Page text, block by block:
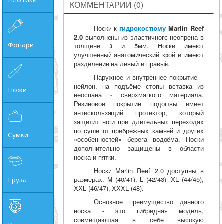
Фонари
Ножи
Сумки
Груза
КОММЕНТАРИИ (0)
Носки кгидрокостюму Marlin Reef
2.0выполнены из эластичного неопрена в
толщине 3 и 5мм. Носки имеют
улучшенный анатомический крой и имеют
разделение на левый и правый.
Наружное и внутреннее покрытие –
нейлон, на подъёме стопы вставка из
неоспана - сверхмягкого материала.
Резиновое покрытие подошвы имеет
антискользящий протектор, который
защитит ноги при длительных переходах
по суше от прибрежных камней и других
«особенностей» берега водоёма. Носки
дополнительно защищены в области
носка и пятки.
Носки Marlin Reef 2.0 доступны в
размерах: M (40/41), L (42/43), XL (44/45),
XXL (46/47), XXXL (48).
Основное преимущество данного
носка - это гибридная модель,
совмещающая в себе высокую